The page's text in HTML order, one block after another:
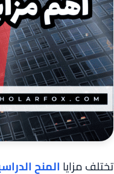
تختلف مزايا المنح